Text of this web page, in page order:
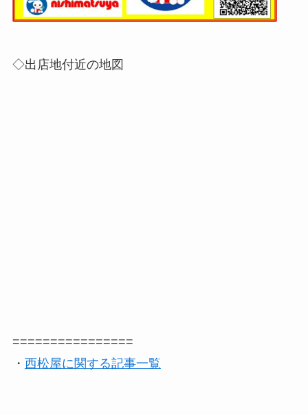
◇出店地付近の地図
================
・ 西松屋に関する記事一覧